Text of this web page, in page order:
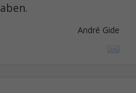
André Gide